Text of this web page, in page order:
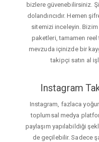
bizlere güvenebilirsiniz.
dolandırıcıdır. Hemen
sitemizi inceleyin.
paketleri, tamamen
mevzuda içinizde bir
takipçi satın al
Instagram
Instagram, fazlaca
toplumsal medya
paylaşım yapılabildiği
de geçilebilir. Sadece